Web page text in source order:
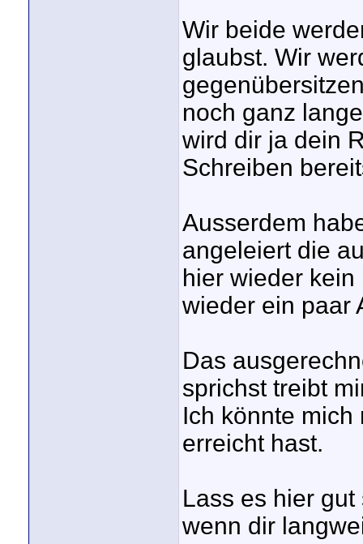
Wir beide
glaubst. Wir
noch ganz
wird dir ja dein
Schreiben
Ausserdem
angeleiert die
hier wieder
wieder ein paar
Das
sprichst treibt
Ich könnte
erreicht hast.
Lass es hier
wenn dir